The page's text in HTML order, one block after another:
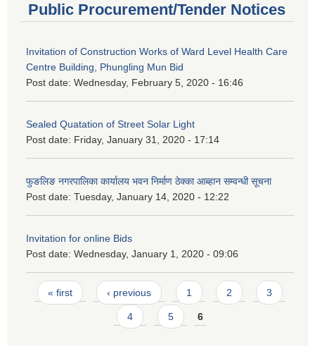
Public Procurement/Tender Notices
Invitation of Construction Works of Ward Level Health Care
Centre Building, Phungling Mun Bid
Post date: Wednesday, February 5, 2020 - 16:46
Sealed Quatation of Street Solar Light
Post date: Friday, January 31, 2020 - 17:14
फुङलिङ नगरपालिका कार्यालय भवन निर्माण ठेक्का आब्हान सम्वन्धी सूचना
Post date: Tuesday, January 14, 2020 - 12:22
Invitation for online Bids
Post date: Wednesday, January 1, 2020 - 09:06
Pages
« first ‹ previous 1 2 3
4 5 6